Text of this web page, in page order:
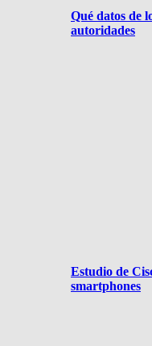
Qué datos de
autoridades
Estudio de
smartphones